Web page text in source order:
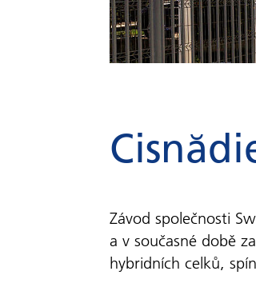
Závod společnosti
a v současné době
hybridních celků,